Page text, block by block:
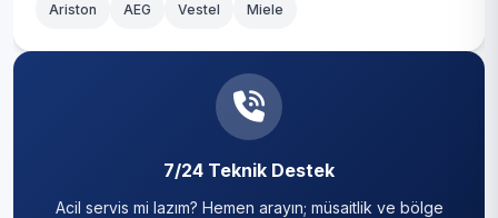
Ariston AEG Vestel Miele
7/24 Teknik Destek
Acil servis mi lazım? Hemen arayın; müsaitlik ve bölge